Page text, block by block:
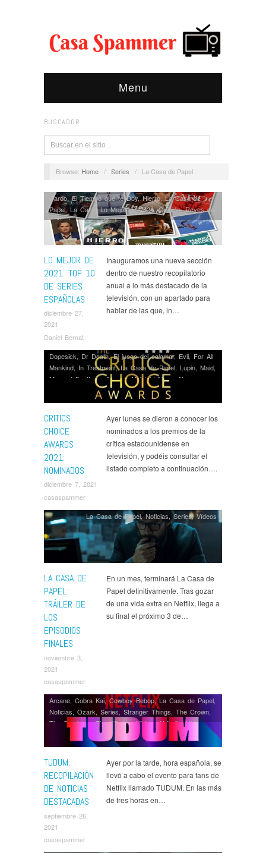
Menu
BUSCADOR
Browse: Home / Series / La Casa de Papel
LO MEJOR DE
2021: TOP 10
DE SERIES
ESPAÑOLAS
diciembre 27,
2021
Daniel Bernat
Cardo,El Tiempo que te Doy,Hierro,La Casa de
Papel,La Caza ,Lo Mejor de 2021,Opinión,Reyes de
la Noche,Series,Venga Juan
Inauguramos una nueva sección
dentro de nuestro recopilatorio
anual a lo más destacado de la
televisión, con un apartado para
hablar de las que, in…
CRITICS
CHOICE
AWARDS
2021:
NOMINADOS
diciembre 7, 2021
casaspammer
Dopesick, Dr Death,El juego del calamar, Evil, For All
Mankind, In Treatment,La Casa de Papel, Lupin, Maid,
Mare of Easttown,Marvel,Midnight Mass
Narcos
Nine Perfect Strangers, Noticias,
Series,Sex Education,Succession,Ted Lasso,The
The Underground Railroad,The White Lotus,
WandaVision
What If...?,What We Do in the Shadows
Ayer lunes se dieron a conocer los
nominados a los premios de la
crítica estadounidense en
televisión, y podéis consultar el
listado completo a continuación….
LA CASA DE
PAPEL:
TRÁILER DE
LOS
EPISODIOS
FINALES
noviembre 3,
2021
casaspammer
La Casa de Papel,Noticias,Series,Ví­deos
En un mes, terminará La Casa de
Papel definitivamente. Tras gozar
de una vida extra en Netflix, llega a
su final el próximo 3 de…
TUDUM:
RECOPILACIÓN
DE NOTICIAS
DESTACADAS
septiembre 26,
2021
casaspammer
Arcane, Cobra Kai,Cowboy Bebop,La Casa de Papel,
Noticias, Ozark, Series, Stranger Things, The Crown,
The Sandman,The Witcher,Vikings Valhalla,Ví­deos
Ayer por la tarde, hora española, se
llevó a cabo el evento para fans de
Netflix llamado TUDUM. En las más
de tres horas en…